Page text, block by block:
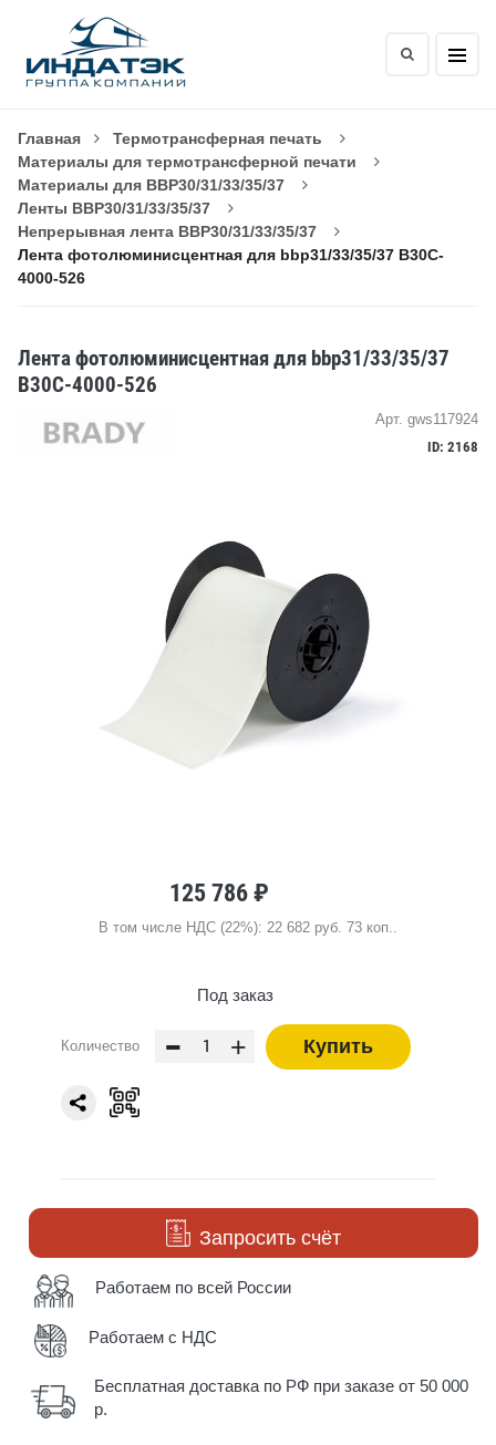
Главная
Термотрансферная печать
Материалы для термотрансферной печати
Материалы для BBP30/31/33/35/37
Ленты BBP30/31/33/35/37
Непрерывная лента BBP30/31/33/35/37
Лента фотолюминисцентная для bbp31/33/35/37 B30C-
4000-526
Лента фотолюминисцентная для bbp31/33/35/37
B30C-4000-526
Арт. gws117924
ID: 2168
125 786 ₽
В том числе НДС (22%): 22 682 руб. 73 коп..
Под заказ
Количество - + Купить
Запросить счёт
Работаем по всей России
Работаем с НДС
Бесплатная доставка по РФ при заказе от 50 000
р.